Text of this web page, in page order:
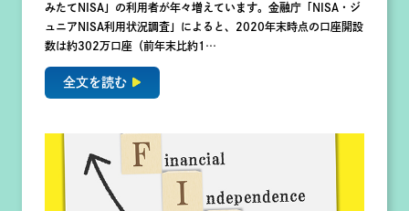
みたてNISA」の利用者が年々増えています。金融庁「NISA・ジ
ュニアNISA利用状況調査」によると、2020年末時点の口座開設
数は約302万口座（前年末比約1…
全文を読む